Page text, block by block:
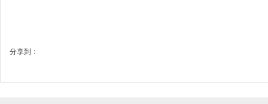
分享到：